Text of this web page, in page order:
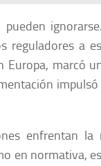
a
Europa, marcó
enfrentan la
en normativa,